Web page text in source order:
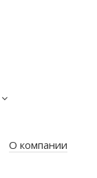
О компании